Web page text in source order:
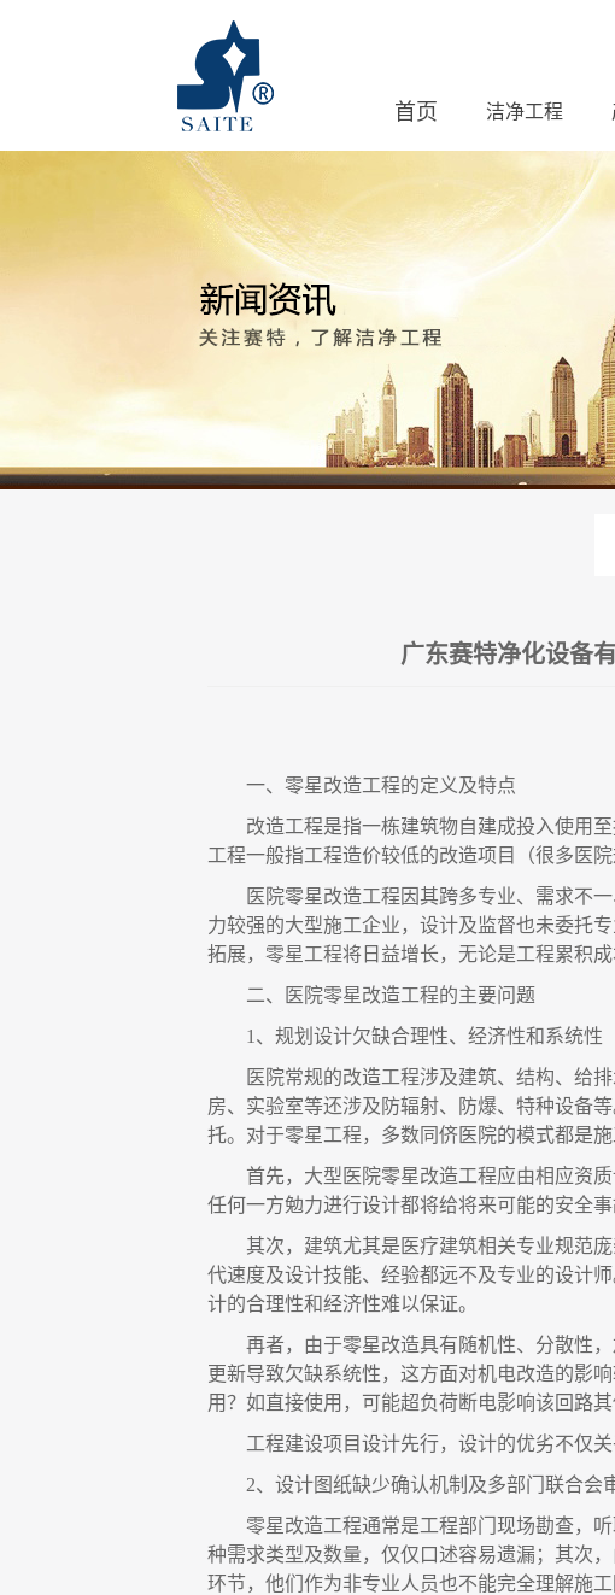
首页 洁净工程
广东赛特净化设备
一、零星改造工程的定义及特点
改造工程是指一栋建筑物自建成投入使用
工程一般指工程造价较低的改造项目（很多医
医院零星改造工程因其跨多专业、需求不
力较强的大型施工企业，设计及监督也未委托
拓展，零星工程将日益增长，无论是工程累积
二、医院零星改造工程的主要问题
1、规划设计欠缺合理性、经济性和系统性
医院常规的改造工程涉及建筑、结构、给
房、实验室等还涉及防辐射、防爆、特种设备
托。对于零星工程，多数同侪医院的模式都是
首先，大型医院零星改造工程应由相应资
任何一方勉力进行设计都将给将来可能的安全事
其次，建筑尤其是医疗建筑相关专业规范
代速度及设计技能、经验都远不及专业的设计
计的合理性和经济性难以保证。
再者，由于零星改造具有随机性、分散性
更新导致欠缺系统性，这方面对机电改造的影
用？如直接使用，可能超负荷断电影响该回路
工程建设项目设计先行，设计的优劣不仅
2、设计图纸缺少确认机制及多部门联合会
零星改造工程通常是工程部门现场勘查，
种需求类型及数量，仅仅口述容易遗漏；其次
环节，他们作为非专业人员也不能完全理解施